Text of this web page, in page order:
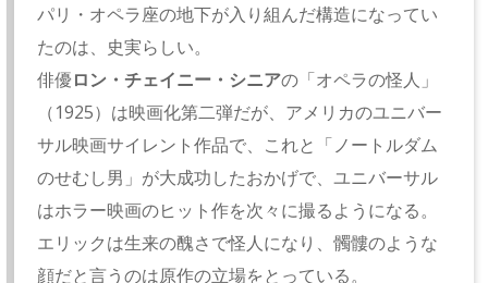
パリ・オペラ座の地下が入り組んだ構造になってい
たのは、史実らしい。
俳優ロン・チェイニー・シニアの「オペラの怪人」
（1925）は映画化第二弾だが、アメリカのユニバー
サル映画サイレント作品で、これと「ノートルダム
のせむし男」が大成功したおかげで、ユニバーサル
はホラー映画のヒット作を次々に撮るようになる。
エリックは生来の醜さで怪人になり、髑髏のような
顔だと言うのは原作の立場をとっている。